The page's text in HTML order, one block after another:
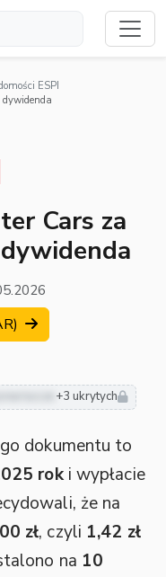
ESPI
Cars za
+3 ukrytych
dokumentu to
roki wypłacie
że na
zł, czyli 1,42 zł
na 10